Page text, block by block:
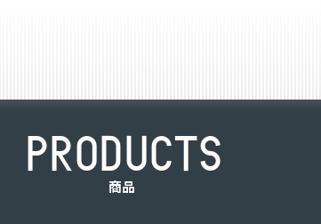
PRODUCTS
商品